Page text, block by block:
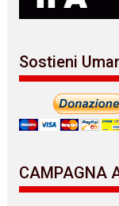
Sostieni
CAMPAGNA